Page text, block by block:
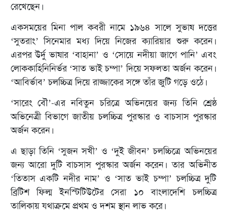
রেখেছেন।
একসময়ের মিনা পাল কবরী নামে ১৯৬৪ সালে সুভাষ দত্তের
‘সুতরাং’ সিনেমার মধ্য দিয়ে নিজের ক্যারিয়ার শুরু করেন।
এরপর উর্দু ভাষার ‘বাহানা’ ও ‘সোয়ে নদীয়া জাগে পানি’ এবং
লোককাহিনিনির্ভর ‘সাত ভাই চম্পা’ দিয়ে সফলতা অর্জন করেন।
‘আবির্ভাব’ চলচ্চিত্র দিয়ে রাজ্জাকের সঙ্গে তাঁর জুটি গড়ে ওঠে।
‘সারেং বৌ’-এর নবিতুন চরিত্রে অভিনয়ের জন্য তিনি শ্রেষ্ঠ
অভিনেত্রী বিভাগে জাতীয় চলচ্চিত্র পুরস্কার ও বাচসাস পুরস্কার
অর্জন করেন।
এ ছাড়া তিনি ‘সুজন সখী’ ও ‘দুই জীবন’ চলচ্চিত্রে অভিনয়ের
জন্য আরো দুটি বাচসাস পুরস্কার অর্জন করেন। তার অভিনীত
‘তিতাস একটি নদীর নাম’ ও ‘সাত ভাই চম্পা’ চলচ্চিত্র দুটি
ব্রিটিশ ফিল্ম ইনস্টিটিউটের সেরা ১০ বাংলাদেশি চলচ্চিত্র
তালিকায় যথাক্রমে প্রথম ও দশম স্থান লাভ করে।